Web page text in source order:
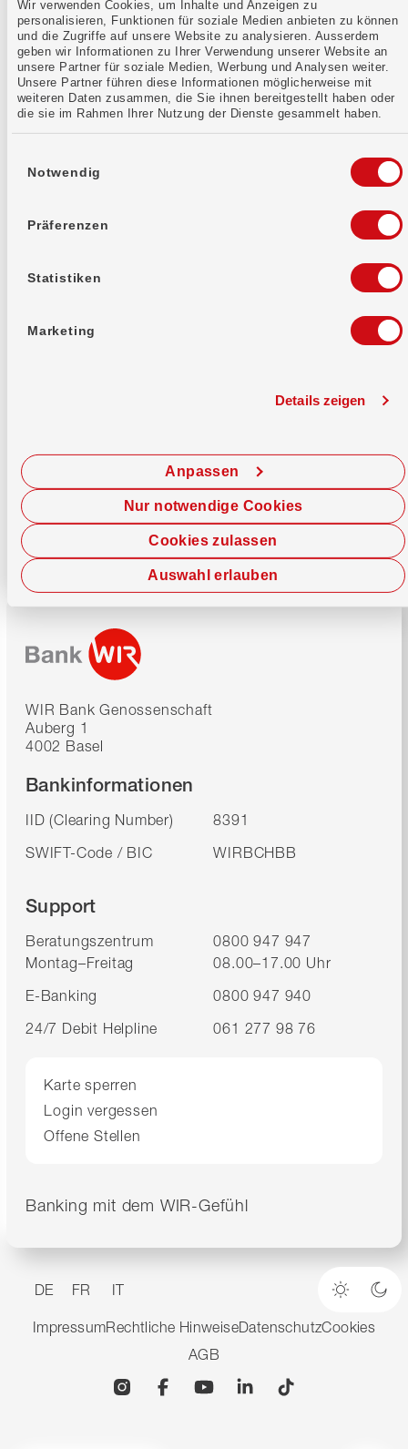
Wir verwenden Cookies, um Inhalte und Anzeigen zu
personalisieren, Funktionen für soziale Medien anbieten zu können
und die Zugriffe auf unsere Website zu analysieren. Ausserdem
geben wir Informationen zu Ihrer Verwendung unserer Website an
unsere Partner für soziale Medien, Werbung und Analysen weiter.
Unsere Partner führen diese Informationen möglicherweise mit
weiteren Daten zusammen, die Sie ihnen bereitgestellt haben oder
die sie im Rahmen Ihrer Nutzung der Dienste gesammelt haben.
Notwendig
Präferenzen
Statistiken
Marketing
Details zeigen
Cookies zulassen
Anpassen
Auswahl erlauben
Nur notwendige Cookies
Mehr erfahren
Kontaktformular
Jetzt chatten
WIR Bank Genossenschaft
Auberg 1
4002 Basel
Bankinformationen
IID (Clearing Number)
8391
SWIFT-Code / BIC
WIRBCHBB
Support
Beratungszentrum
0800 947 947
Montag–Freitag
08.00–17.00 Uhr
E-Banking
0800 947 940
24/7 Debit Helpline
061 277 98 76
Karte sperren
Login vergessen
Offene Stellen
Banking mit dem WIR-Gefühl
DE FR IT
Heller
ImpressumRechtliche HinweiseDatenschutzCookies
AGB
InstagramFacebookYouTubeLinkedin